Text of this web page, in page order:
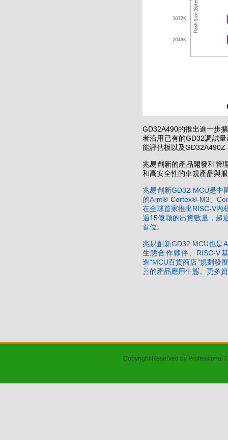
GD32A490的推出進一步
者沿用已有的GD32調試量
能評估板以及
兆易創新的產品開發和管
和高安全性的車規產品與
兆易創新GD32 MCU是中
的Arm® Cortex®-M3、
在全球首家推出 RISC-V內
過15億顆的出貨數量，超
首位。
兆易創新GD32 MCU也是
生態合作夥伴、 RISC-V
造“MCU百貨商店”規劃發
善的產品應用生態。更多
Copyright Reserved by Professional